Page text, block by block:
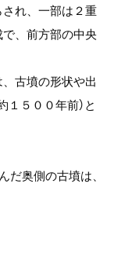
れ、一部は２重
、前方部の中央
古墳の形状や出
１５００年前）と
だ奥側の古墳は、